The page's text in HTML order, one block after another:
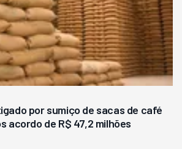
por sumiço de sacas de café
acordo de R$ 47,2 milhões